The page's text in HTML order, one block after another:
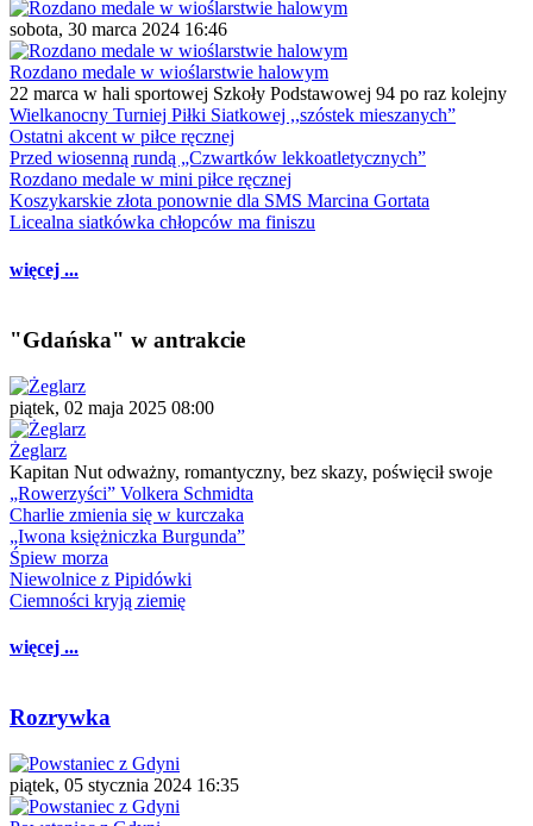
sobota, 30 marca 2024 16:46
Rozdano medale w wioślarstwie halowym
22 marca w hali sportowej Szkoły Podstawowej 94 po raz kolejny
Wielkanocny Turniej Piłki Siatkowej ,,szóstek mieszanych”
Ostatni akcent w piłce ręcznej
Przed wiosenną rundą „Czwartków lekkoatletycznych”
Rozdano medale w mini piłce ręcznej
Koszykarskie złota ponownie dla SMS Marcina Gortata
Licealna siatkówka chłopców ma finiszu
więcej ...
"Gdańska" w antrakcie
piątek, 02 maja 2025 08:00
Żeglarz
Kapitan Nut odważny, romantyczny, bez skazy, poświęcił swoje
„Rowerzyści” Volkera Schmidta
Charlie zmienia się w kurczaka
„Iwona księżniczka Burgunda”
Śpiew morza
Niewolnice z Pipidówki
Ciemności kryją ziemię
więcej ...
Rozrywka
piątek, 05 stycznia 2024 16:35